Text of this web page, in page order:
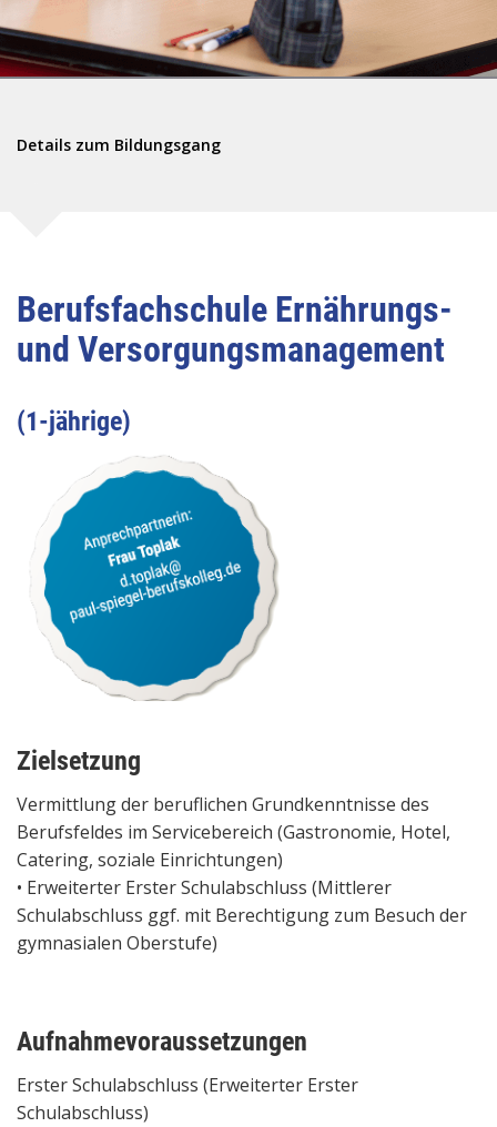
Details zum Bildungsgang
Berufsfachschule Ernährungs-
und Versorgungsmanagement
(1-jährige)
Zielsetzung
Vermittlung der beruflichen Grundkenntnisse des
Berufsfeldes im Servicebereich (Gastronomie, Hotel,
Catering, soziale Einrichtungen)
• Erweiterter Erster Schulabschluss (Mittlerer
Schulabschluss ggf. mit Berechtigung zum Besuch der
gymnasialen Oberstufe)
Aufnahmevoraussetzungen
Erster Schulabschluss (Erweiterter Erster
Schulabschluss)